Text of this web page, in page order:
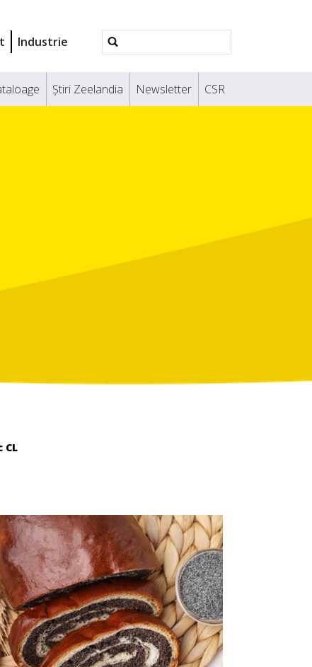
Industrie
Căutare
avansată
Știri Zeelandia Newsletter CSR
CL